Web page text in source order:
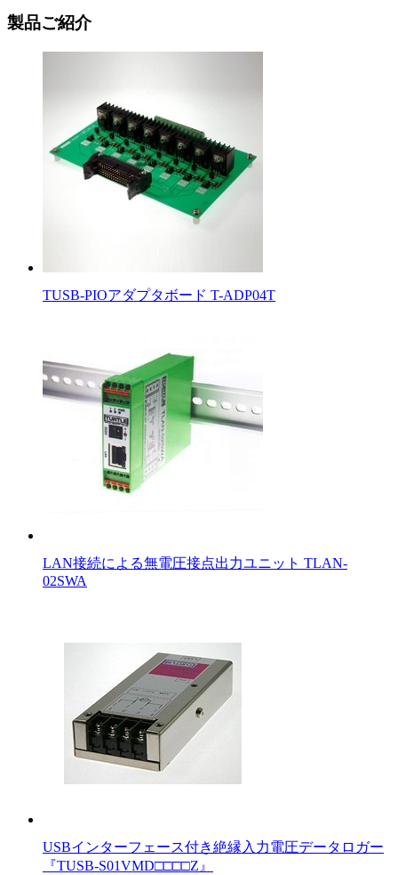
製品ご紹介
TUSB-PIOアダプタボード T-ADP04T
LAN接続による無電圧接点出力ユニット TLAN-
02SWA
USBインターフェース付き絶縁入力電圧データロガー
『TUSB-S01VMD□□□□Z』